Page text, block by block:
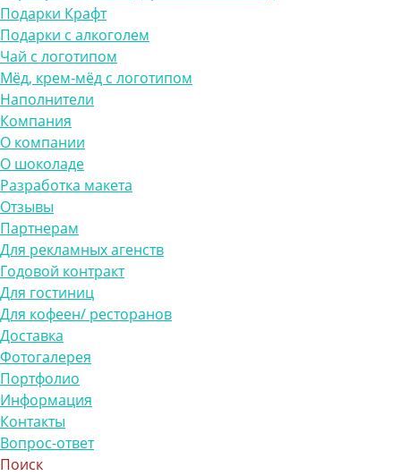
Подарки Крафт
Подарки с алкоголем
Чай с логотипом
Мёд, крем-мёд с логотипом
Наполнители
Компания
О компании
О шоколаде
Разработка макета
Отзывы
Партнерам
Для рекламных агенств
Годовой контракт
Для гостиниц
Для кофеен/ ресторанов
Доставка
Фотогалерея
Портфолио
Информация
Контакты
Вопрос-ответ
Поиск